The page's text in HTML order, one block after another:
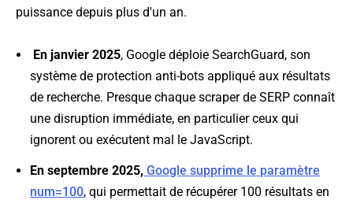
puissance depuis plus d'un an.
En janvier 2025, Google déploie SearchGuard, son
système de protection anti-bots appliqué aux résultats
de recherche. Presque chaque scraper de SERP connaît
une disruption immédiate, en particulier ceux qui
ignorent ou exécutent mal le JavaScript.
En septembre 2025, Google supprime le paramètre
num=100, qui permettait de récupérer 100 résultats en